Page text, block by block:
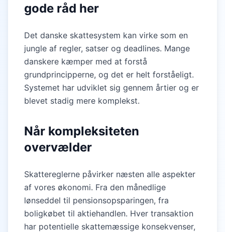
gode råd her
Det danske skattesystem kan virke som en
jungle af regler, satser og deadlines. Mange
danskere kæmper med at forstå
grundprincipperne, og det er helt forståeligt.
Systemet har udviklet sig gennem årtier og er
blevet stadig mere komplekst.
Når kompleksiteten
overvælder
Skattereglerne påvirker næsten alle aspekter
af vores økonomi. Fra den månedlige
lønseddel til pensionsopsparingen, fra
boligkøbet til aktiehandlen. Hver transaktion
har potentielle skattemæssige konsekvenser,